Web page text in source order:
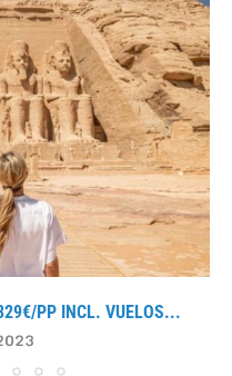
PP INCL. VUELOS...